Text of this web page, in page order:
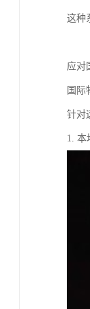
这种
应对
国际
针对
1. 本